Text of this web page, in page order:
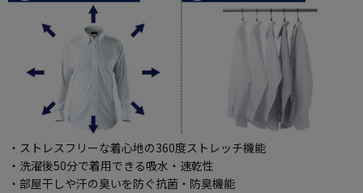
・ストレスフリーな着心地の360度ストレッチ機能
・洗濯後50分で着用できる吸水・速乾性
・部屋干しや汗の臭いを防ぐ抗菌・防臭機能